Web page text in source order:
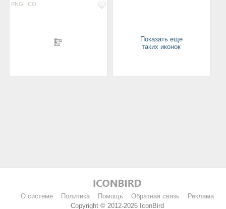
PNG ICO
Показать еще
таких иконок
О системе Политика Помощь Обратная связь
Реклама
Copyright © 2012-2026 IconBird